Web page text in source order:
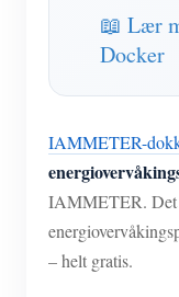
PV
FAQ
Nyheter
Blogger
Utforske
Ta
Om oss
📖 Lær
Docker
IAMMETER-
IAMMETER. Det
– helt gratis.